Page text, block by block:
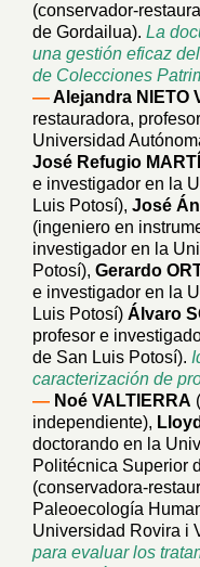
(conservador-
de Gordailua). La
una gestión eficaz
de Colecciones
—Alejandra NIETO
restauradora,
Universidad
José Refugio
e investigador en la
Luis Potosí), José
(ingeniero en
investigador en la
Potosí), Gerardo
e investigador en la
Luis Potosí) Álvaro
profesor e
de San Luis Potosí).
caracterización de
— Noé VALTIERRA
independiente),
doctorando en la
Politécnica Superior
(conservadora-
Paleoecología
Universidad Rovira i
para evaluar los